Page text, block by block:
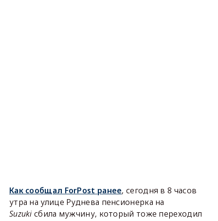
Как сообщал ForPost ранее, сегодня в 8 часов
утра на улице Руднева пенсионерка на
Suzuki сбила мужчину, который тоже переходил